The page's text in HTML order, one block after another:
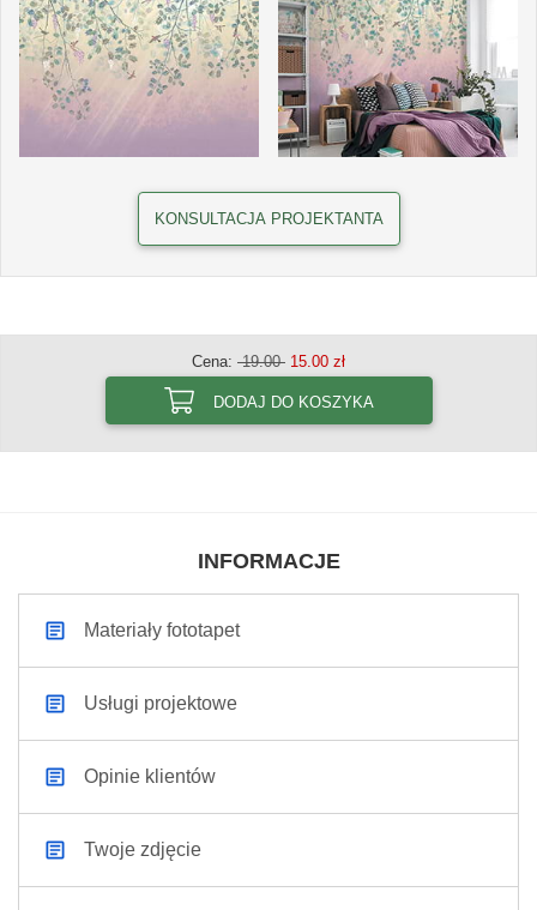
KONSULTACJA PROJEKTANTA
Cena: 19.00 15.00 zł
DODAJ DO KOSZYKA
INFORMACJE
Materiały fototapet
Usługi projektowe
Opinie klientów
Twoje zdjęcie